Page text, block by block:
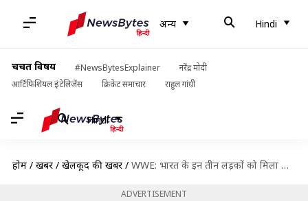
अन्य Hindi
चर्चित विषय #NewsBytesExplainer
नरेंद्र मोदी
आर्टिफिशियल इंटेलिजेंस
क्रिकेट समाचार राहुल गांधी
Hindi
होम / खबरें / खेलकूद की खबरें / WWE: भारत के इन तीन लड़कों को मिला कंपनी के परफॉर्मेंस सेंटर में जाने का मौका
ADVERTISEMENT